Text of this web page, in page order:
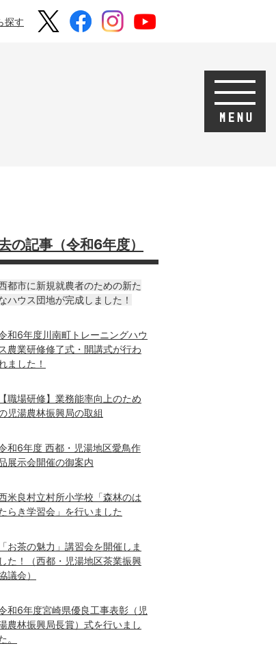
探す
の記事（令和6年度）
都市に新規就農者のための新た
ハウス団地が完成しました！
和6年度川南町トレーニングハウ
ス農業研修修了式・開講式が行わ
ました！
【職場研修】業務能率向上のため
児湯農林振興局の取組
和6年度 西都・児湯地区愛鳥作
展示会開催の御案内
米良村立村所小学校「森林のは
らき学習会」を行いました
「お茶の魅力」講習会を開催しま
した！（西都・児湯地区茶業振興
議会）
和6年度宮崎県優良工事表彰（児
農林振興局長賞）式を行いまし
。